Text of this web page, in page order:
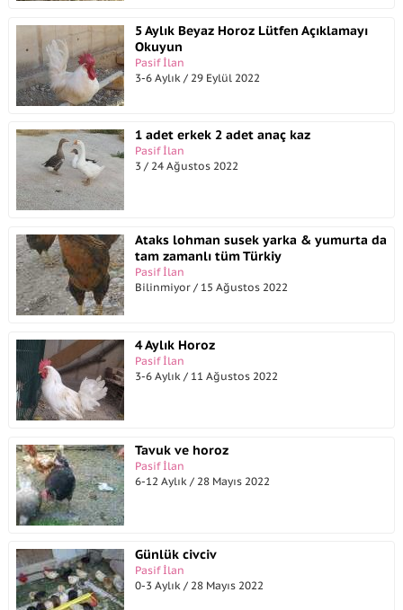
5 Aylık Beyaz Horoz Lütfen Açıklamayı
Okuyun
Pasif İlan
3-6 Aylık / 29 Eylül 2022
1 adet erkek 2 adet anaç kaz
Pasif İlan
3 / 24 Ağustos 2022
Ataks lohman susek yarka & yumurta da
tam zamanlı tüm Türkiy
Pasif İlan
Bilinmiyor / 15 Ağustos 2022
4 Aylık Horoz
Pasif İlan
3-6 Aylık / 11 Ağustos 2022
Tavuk ve horoz
Pasif İlan
6-12 Aylık / 28 Mayıs 2022
Günlük civciv
Pasif İlan
0-3 Aylık / 28 Mayıs 2022